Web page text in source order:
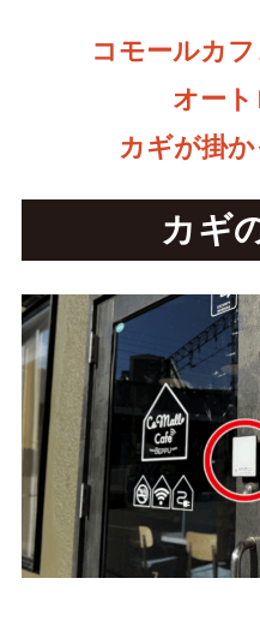
コモールカ
オー
カギが掛か
カギ